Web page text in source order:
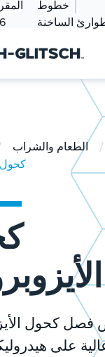
خطوط
الساخنة
/ الطعام والشراب
كحول
كحول
على